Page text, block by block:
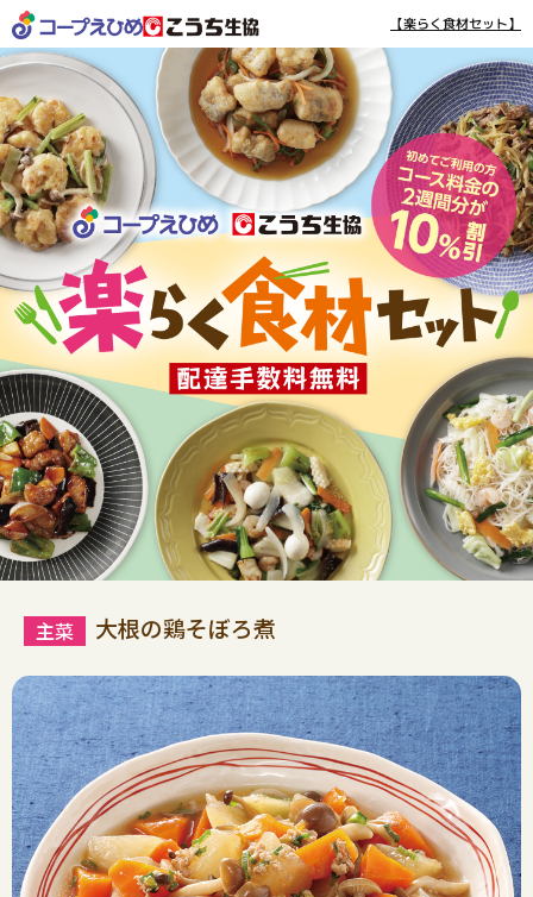
【楽らく食材セット】
大根の鶏そぼろ煮